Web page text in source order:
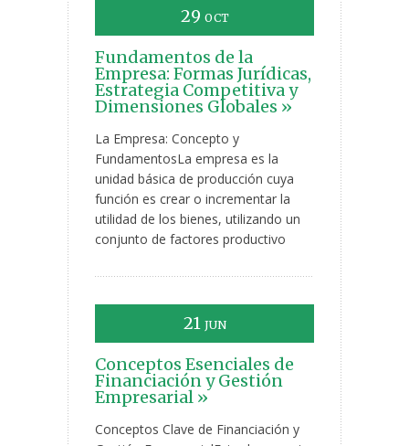
29 OCT
Fundamentos de la
Empresa: Formas Jurídicas,
Estrategia Competitiva y
Dimensiones Globales »
La Empresa: Concepto y
FundamentosLa empresa es la
unidad básica de producción cuya
función es crear o incrementar la
utilidad de los bienes, utilizando un
conjunto de factores productivo
21 JUN
Conceptos Esenciales de
Financiación y Gestión
Empresarial »
Conceptos Clave de Financiación y